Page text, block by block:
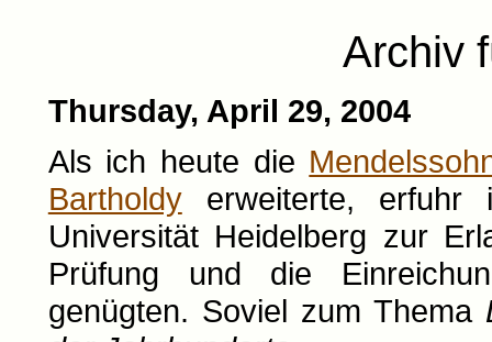
Archiv
Thursday, April 29, 2004
Als ich heute die
Bartholdyerweiterte, erfuhr
Universität Heidelberg zur
Prüfung und die
genügten. Soviel zum Thema